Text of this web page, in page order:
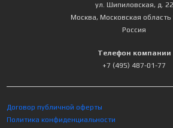
ул. Шипиловская, д. 22
Москва, Московская область
Россия
Телефон компании
+7 (495) 487-01-77
Договор публичной оферты
Политика конфиденциальности